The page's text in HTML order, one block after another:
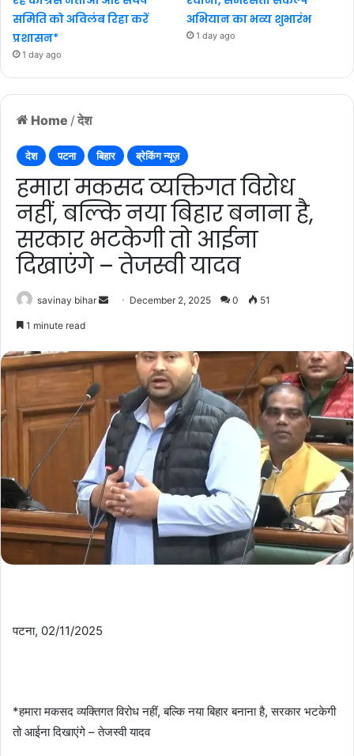
Home / देश
देश पटना बिहार ब्रेकिंग न्यूज़
हमारा मकसद व्यक्तिगत विरोध
नहीं, बल्कि नया बिहार बनाना है,
सरकार भटकेगी तो आईना
दिखाएंगे – तेजस्वी यादव
savinay bihar
SendDecember 2, 2025 0 51
1 minute read
पटना, 02/11/2025
*हमारा मकसद व्यक्तिगत विरोध नहीं, बल्कि नया बिहार बनाना है, सरकार भटकेगी
तो आईना दिखाएंगे – तेजस्वी यादव
समिति को अविलंब रिहा करें
प्रशासन*
1 day ago
अभियान का भव्य शुभारंभ
1 day ago